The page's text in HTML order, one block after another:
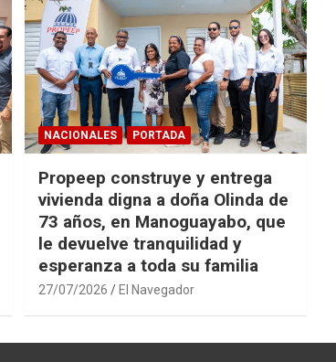
NACIONALES PORTADA
Propeep construye y entrega
vivienda digna a doña Olinda de
73 años, en Manoguayabo, que
le devuelve tranquilidad y
esperanza a toda su familia
27/07/2026 El Navegador